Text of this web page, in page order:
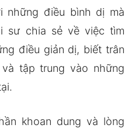
những điều bình dị mà
sư chia sẻ về việc tìm
điều giản dị, biết trân
tập trung vào những
khoan dung và lòng